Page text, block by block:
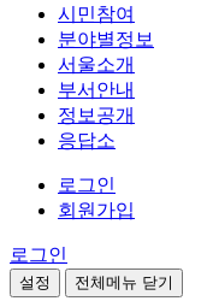
시민참여
분야별정보
서울소개
부서안내
정보공개
응답소
로그인
회원가입
로그인
설정 전체메뉴 닫기